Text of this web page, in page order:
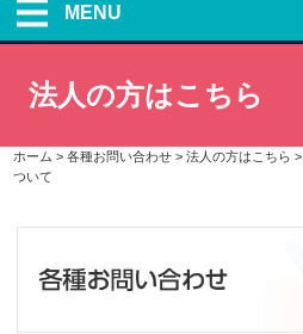
MENU
法人の方はこちら
ホーム > 各種お問い合わせ > 法人の方はこちら >
ついて